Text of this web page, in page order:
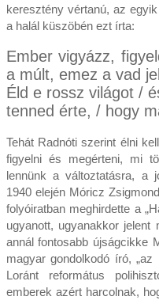
keresztény vértanú, az
a halál küszöbén ezt írta:
Ember vigyázz,
a múlt, emez a vad
Éld e rossz világot /
tenned érte, / hogy
Tehát Radnóti szerint élni
figyelni és megérteni, mi
lennünk a változtatásra, a
1940 elején Móricz
folyóiratban meghirdette a
ugyanott, ugyanakkor
annál fontosabb újságcikke
magyar gondolkodó író, „az
Loránt református
emberek azért harcolnak,